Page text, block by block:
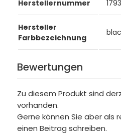
Herstellernummer
Hersteller
Farbbezeichnung
Bewertungen
Zu diesem Produkt sind
vorhanden.
Gerne können Sie aber als
einen Beitrag schreiben.